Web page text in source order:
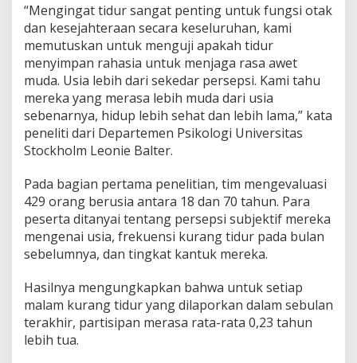
“Mengingat tidur sangat penting untuk fungsi otak
dan kesejahteraan secara keseluruhan, kami
memutuskan untuk menguji apakah tidur
menyimpan rahasia untuk menjaga rasa awet
muda. Usia lebih dari sekedar persepsi. Kami tahu
mereka yang merasa lebih muda dari usia
sebenarnya, hidup lebih sehat dan lebih lama,” kata
peneliti dari Departemen Psikologi Universitas
Stockholm Leonie Balter.
Pada bagian pertama penelitian, tim mengevaluasi
429 orang berusia antara 18 dan 70 tahun. Para
peserta ditanyai tentang persepsi subjektif mereka
mengenai usia, frekuensi kurang tidur pada bulan
sebelumnya, dan tingkat kantuk mereka.
Hasilnya mengungkapkan bahwa untuk setiap
malam kurang tidur yang dilaporkan dalam sebulan
terakhir, partisipan merasa rata-rata 0,23 tahun
lebih tua.